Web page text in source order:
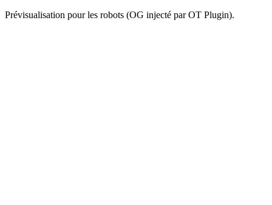
Prévisualisation pour les robots (OG injecté par OT Plugin).